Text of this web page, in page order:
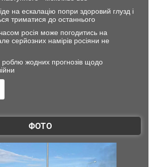
на ескалацію попри здоровий глузд і
триматися до останнього
росія може погодитись на
серйозних намірів росіяни не
жодних прогнозів щодо
ФОТО